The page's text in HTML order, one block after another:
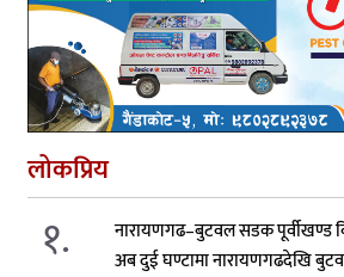
लोकप्रिय
१.
नारायणगढ–बुटवल सडक पूर्वीखण्ड
अब दुई घण्टामा नारायणगढदेखि